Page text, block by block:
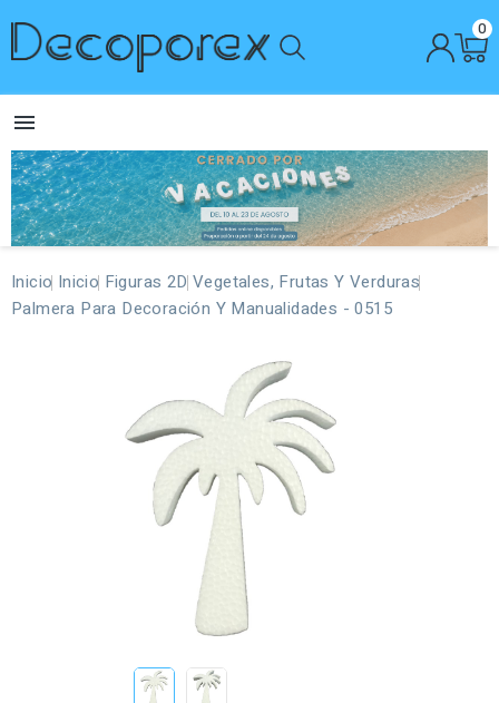
0

Inicio Inicio Figuras 2D Vegetales, Frutas Y Verduras
Palmera Para Decoración Y Manualidades - 0515